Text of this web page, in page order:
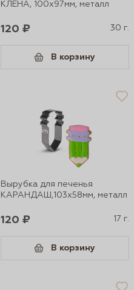
КЛЕНА, 100х97мм, металл
120 ₽ 30 г.
В корзину
Вырубка для печенья
КАРАНДАШ,103х58мм, металл
120 ₽ 17 г.
В корзину